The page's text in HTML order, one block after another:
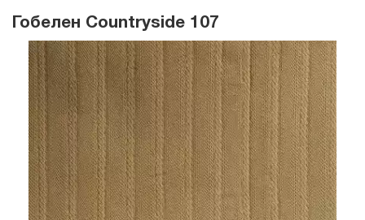
Гобелен Сountryside 107